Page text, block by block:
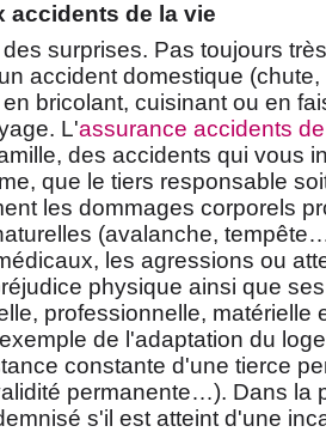
accidents de la vie
surprises. Pas toujours
accident domestique (chute,
bricolant, cuisinant ou en
L'assurance accidents
des accidents qui vous
que le tiers responsable
les dommages corporels
(avalanche,
les agressions ou
physique ainsi que
professionnelle, matérielle
de l'adaptation du
constante d'une tierce
permanente…). Dans la
s'il est atteint d'une